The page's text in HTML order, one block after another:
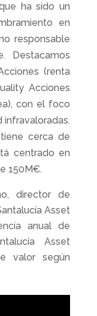
ha sido un
en
responsable
Destacamos
(renta
Acciones
con el foco
infravaloradas.
cerca de
centrado en
150M€.
director de
Asset
anual de
Asset
valor según